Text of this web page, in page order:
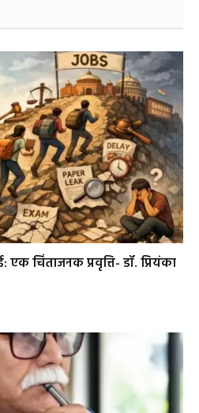
चिंताजनक प्रवृत्ति- डॉ. प्रियंका